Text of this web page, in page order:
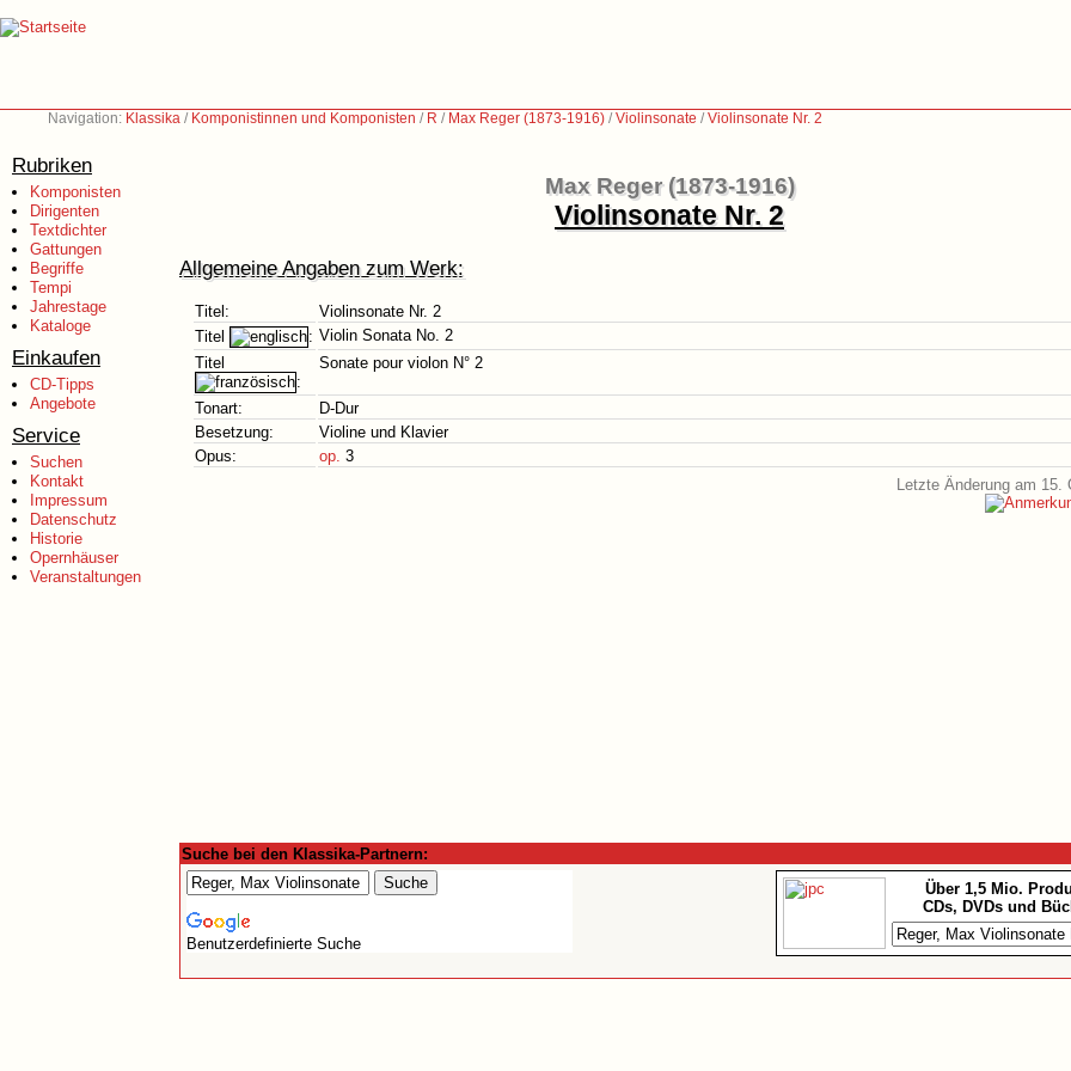
Navigation: Klassika / Komponistinnen und Komponisten / R / Max Reger (1873-1916) /Violinsonate /Violinsonate Nr. 2
Rubriken
Komponisten
Dirigenten
Textdichter
Gattungen
Begriffe
Tempi
Jahrestage
Kataloge
Einkaufen
CD-Tipps
Angebote
Service
Suchen
Kontakt
Impressum
Datenschutz
Historie
Opernhäuser
Veranstaltungen
Max Reger (1873-1916)
Violinsonate Nr. 2
Allgemeine Angaben zum Werk:
Titel:
Violinsonate Nr. 2
Titel
: Violin Sonata No. 2
Titel
:
Sonate pour violon N° 2
Tonart:
D-Dur
Besetzung:
Violine und Klavier
Opus:
op. 3
Letzte Änderung am 15.
Suche bei den Klassika-Partnern:
Benutzerdefinierte Suche
Über 1,5 Mio.
CDs, DVDs und